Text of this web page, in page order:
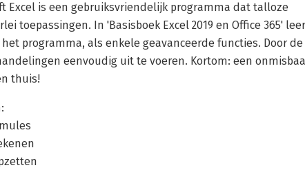
Excel is een gebruiksvriendelijk programma dat talloze
toepassingen. In 'Basisboek Excel 2019 en Office 365'
programma, als enkele geavanceerde functies. Door
eenvoudig uit te voeren. Kortom: een
thuis!